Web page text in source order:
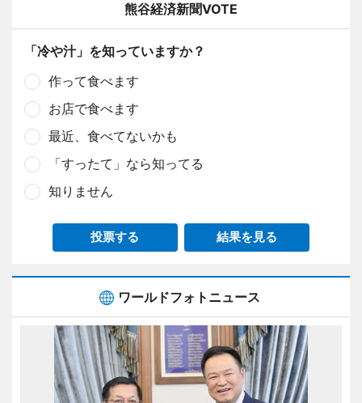
熊谷経済新聞VOTE
「冷や汁」を知っていますか？
作って食べます
お店で食べます
最近、食べてないかも
「すったて」なら知ってる
知りません
投票する 結果を見る
ワールドフォトニュース